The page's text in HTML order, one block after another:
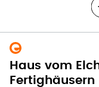
Haus vom
Fertighäusern